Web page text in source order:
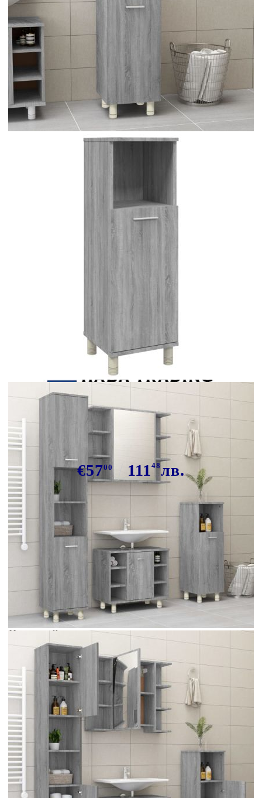
Сподели Tweet
Шкаф за баня, сив сонома,
30x30x95 см, инженерно дърво
€5700 11148лв.
Време за доставка: 5 до 9 дни
Безплатна доставка до адрес при плащане по банков път
Сив сонома
Материал:
Инженерно дърво
30 x 30 x 95 см (Ш x Д x В)
8720286977286
Купи на изплащане
Credit calculator
Шкаф за баня, сив сонома, 30x30x95 см, инженерно
дърво
Please select credit institution
Цена на продукта: €57.00
Extraction of information from credit institutions
Предоставената таблица е с информационна цел.
Добавете продукта в количката си с бутона "Добави в
количката" и при поръчка ще можете да изберете броя